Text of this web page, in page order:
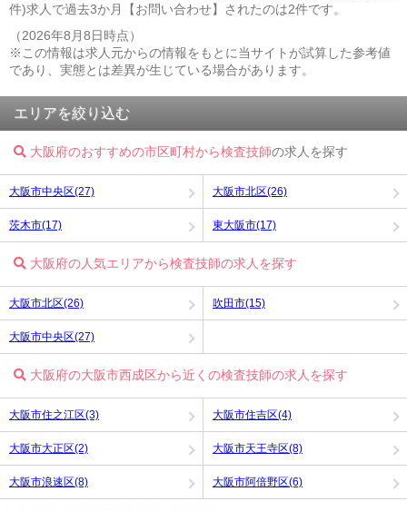
件)求人で過去3か月【お問い合わせ】されたのは2件です。
（2026年8月8日時点）
※この情報は求人元からの情報をもとに当サイトが試算した参考値
であり、実態とは差異が生じている場合があります。
エリアを絞り込む
大阪府のおすすめの市区町村から検査技師の求人を探す
大阪市中央区(27) 大阪市北区(26)
茨木市(17) 東大阪市(17)
大阪府の人気エリアから検査技師の求人を探す
大阪市北区(26) 吹田市(15)
大阪市中央区(27)
大阪府の大阪市西成区から近くの検査技師の求人を探す
大阪市住之江区(3) 大阪市住吉区(4)
大阪市大正区(2) 大阪市天王寺区(8)
大阪市浪速区(8) 大阪市阿倍野区(6)